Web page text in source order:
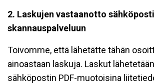
2. Laskujen vastaanotto
skannauspalveluun
Toivomme, että lähetätte tähän
ainoastaan laskuja. Laskut
sähköpostin PDF-muotoisina